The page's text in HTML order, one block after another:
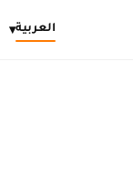
العربية▾